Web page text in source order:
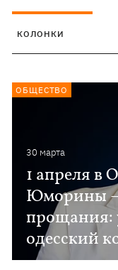
КОЛОНКИ
30 марта
1 апреля в
Юморины
прощания:
одесский
ОБЩЕСТВО